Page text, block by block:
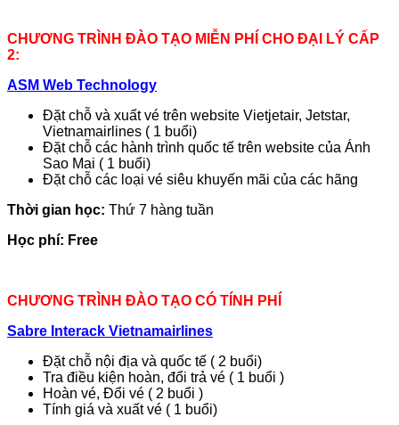
CHƯƠNG TRÌNH ĐÀO TẠO MIỄN PHÍ CHO ĐẠI LÝ CẤP
2:
ASM Web Technology
Đặt chỗ và xuất vé trên website Vietjetair, Jetstar,
Vietnamairlines ( 1 buổi)
Đặt chỗ các hành trình quốc tế trên website của Ánh
Sao Mai ( 1 buổi)
Đặt chỗ các loại vé siêu khuyến mãi của các hãng
Thời gian học: Thứ 7 hàng tuần
Học phí: Free
CHƯƠNG TRÌNH ĐÀO TẠO CÓ TÍNH PHÍ
Sabre Interack Vietnamairlines
Đặt chỗ nội địa và quốc tế ( 2 buổi)
Tra điều kiện hoàn, đổi trả vé ( 1 buổi )
Hoàn vé, Đổi vé ( 2 buổi )
Tính giá và xuất vé ( 1 buổi)